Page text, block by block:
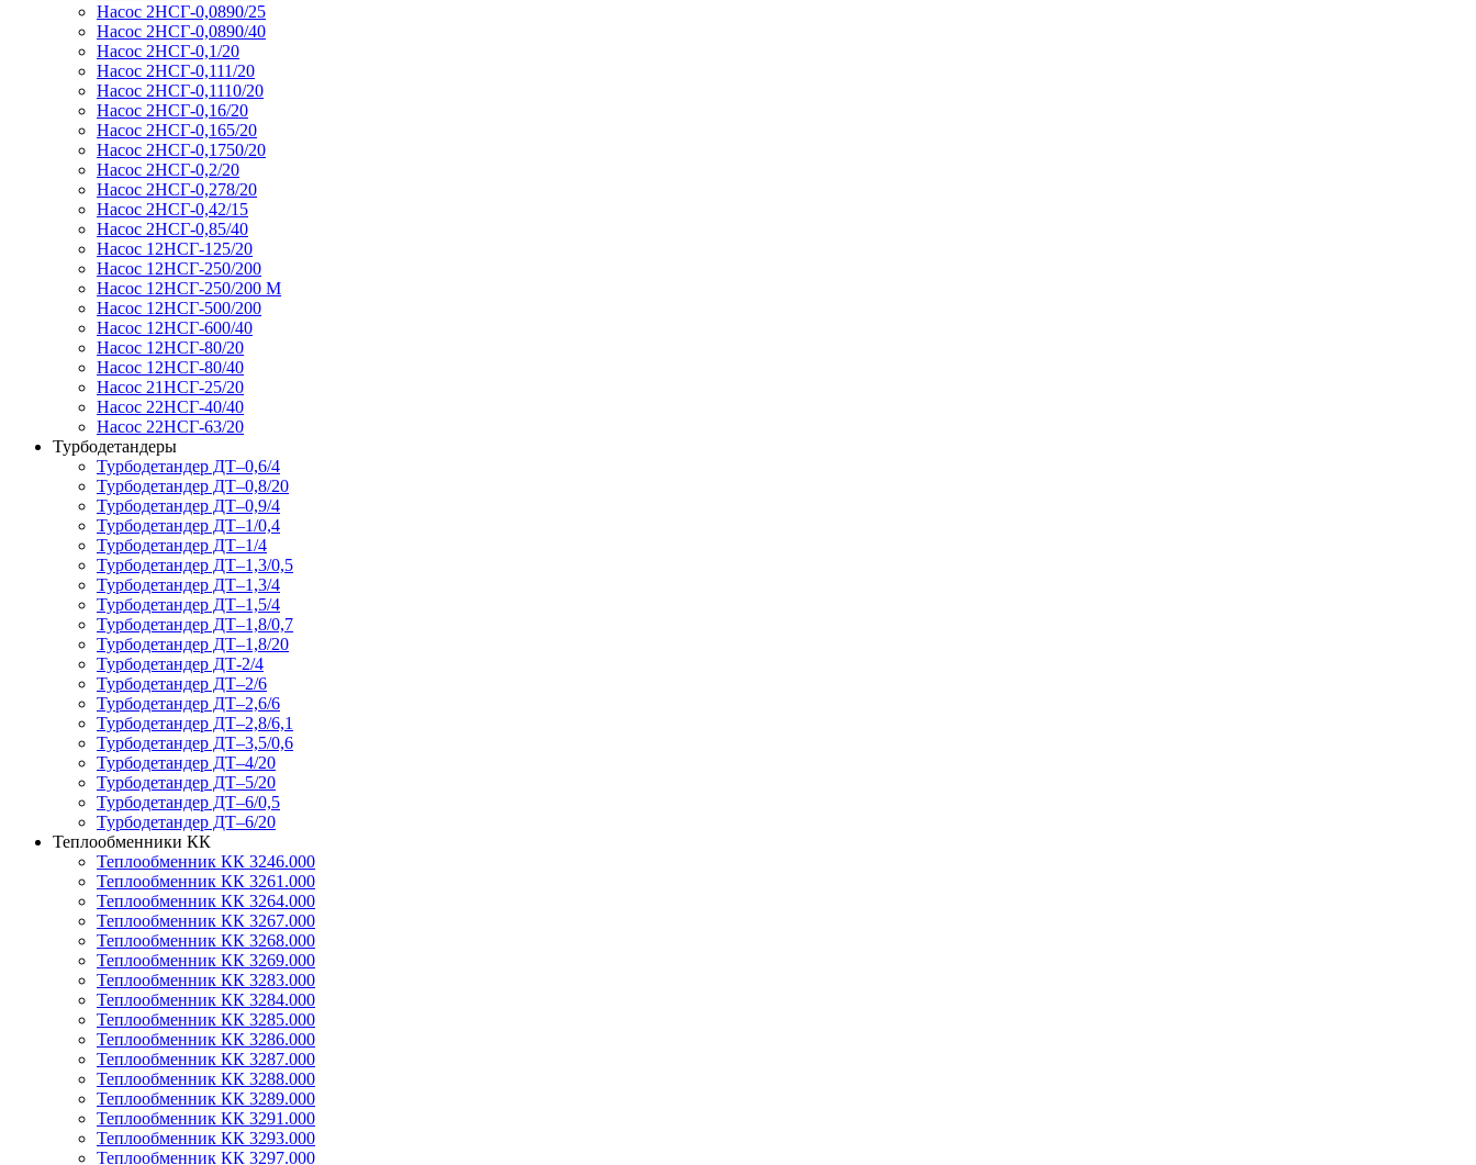
Насос 2НСГ-0,0890/25
Насос 2НСГ-0,0890/40
Насос 2НСГ-0,1/20
Насос 2НСГ-0,111/20
Насос 2НСГ-0,1110/20
Насос 2НСГ-0,16/20
Насос 2НСГ-0,165/20
Насос 2НСГ-0,1750/20
Насос 2НСГ-0,2/20
Насос 2НСГ-0,278/20
Насос 2НСГ-0,42/15
Насос 2НСГ-0,85/40
Насос 12НСГ-125/20
Насос 12НСГ-250/200
Насос 12НСГ-250/200 М
Насос 12НСГ-500/200
Насос 12НСГ-600/40
Насос 12НСГ-80/20
Насос 12НСГ-80/40
Насос 21НСГ-25/20
Насос 22НСГ-40/40
Насос 22НСГ-63/20
Турбодетандеры
Турбодетандер ДТ–0,6/4
Турбодетандер ДТ–0,8/20
Турбодетандер ДТ–0,9/4
Турбодетандер ДТ–1/0,4
Турбодетандер ДТ–1/4
Турбодетандер ДТ–1,3/0,5
Турбодетандер ДТ–1,3/4
Турбодетандер ДТ–1,5/4
Турбодетандер ДТ–1,8/0,7
Турбодетандер ДТ–1,8/20
Турбодетандер ДТ-2/4
Турбодетандер ДТ–2/6
Турбодетандер ДТ–2,6/6
Турбодетандер ДТ–2,8/6,1
Турбодетандер ДТ–3,5/0,6
Турбодетандер ДТ–4/20
Турбодетандер ДТ–5/20
Турбодетандер ДТ–6/0,5
Турбодетандер ДТ–6/20
Теплообменники КК
Теплообменник КК 3246.000
Теплообменник КК 3261.000
Теплообменник КК 3264.000
Теплообменник КК 3267.000
Теплообменник КК 3268.000
Теплообменник КК 3269.000
Теплообменник КК 3283.000
Теплообменник КК 3284.000
Теплообменник КК 3285.000
Теплообменник КК 3286.000
Теплообменник КК 3287.000
Теплообменник КК 3288.000
Теплообменник КК 3289.000
Теплообменник КК 3291.000
Теплообменник КК 3293.000
Теплообменник КК 3297.000